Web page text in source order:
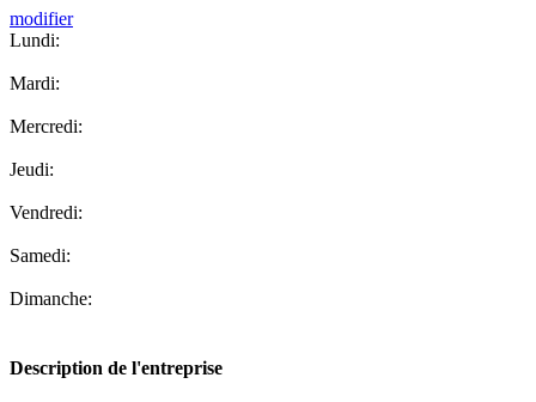
modifier
Lundi:
Mardi:
Mercredi:
Jeudi:
Vendredi:
Samedi:
Dimanche:
Description de l'entreprise